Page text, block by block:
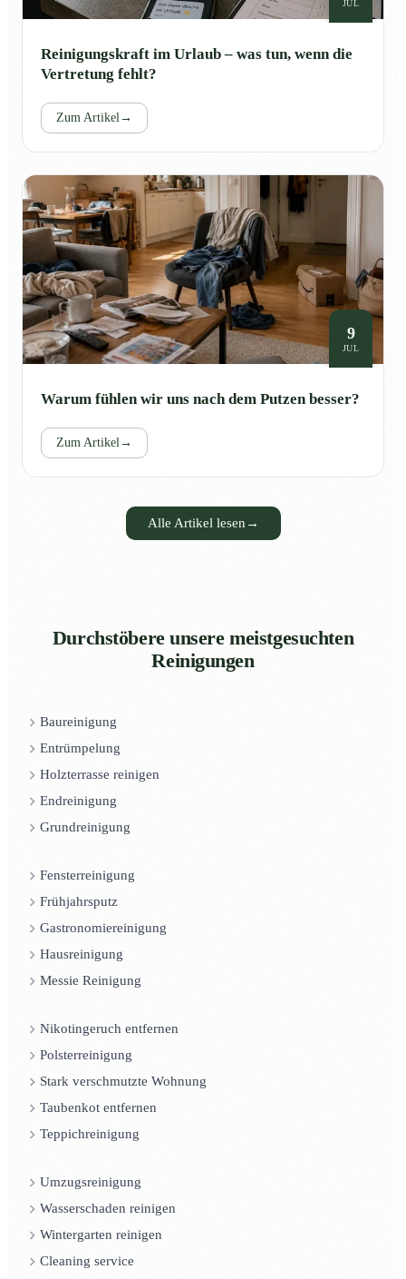
JUL
Reinigungskraft im Urlaub – was tun, wenn die
Vertretung fehlt?
Zum Artikel→
9
JUL
Warum fühlen wir uns nach dem Putzen besser?
Zum Artikel→
Alle Artikel lesen →
Durchstöbere unsere meistgesuchten
Reinigungen
Baureinigung
Entrümpelung
Holzterrasse reinigen
Endreinigung
Grundreinigung
Fensterreinigung
Frühjahrsputz
Gastronomiereinigung
Hausreinigung
Messie Reinigung
Nikotingeruch entfernen
Polsterreinigung
Stark verschmutzte Wohnung
Taubenkot entfernen
Teppichreinigung
Umzugsreinigung
Wasserschaden reinigen
Wintergarten reinigen
Cleaning service